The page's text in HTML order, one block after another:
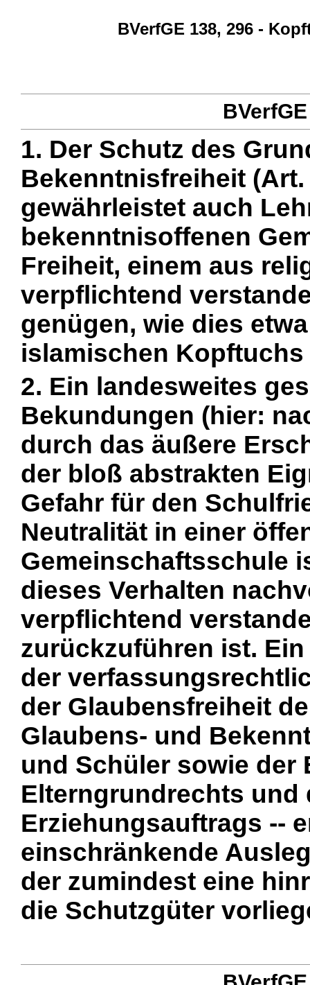
BVerfGE 138, 296 -
1. Der Schutz des
Bekenntnisfreiheit
gewährleistet auch
bekenntnisoffenen
Freiheit, einem aus
verpflichtend
genügen, wie dies
islamischen
2. Ein landesweites
Bekundungen (hier:
durch das äußere
der bloß abstrakten
Gefahr für den
Neutralität in einer
Gemeinschaftsschule
dieses Verhalten
verpflichtend
zurückzuführen ist.
der
der Glaubensfreiheit
Glaubens- und
und Schüler sowie der
Elterngrundrechts und
Erziehungsauftrags --
einschränkende
der zumindest eine
die Schutzgüter